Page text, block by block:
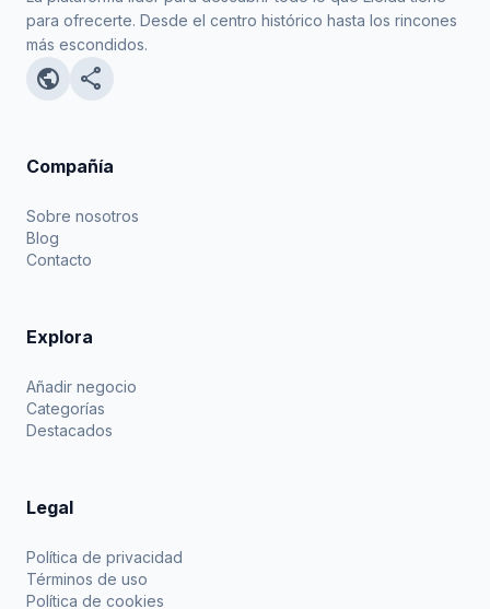
para ofrecerte. Desde el centro histórico hasta los rincones
más escondidos.
public share
Compañía
Sobre nosotros
Blog
Contacto
Explora
Añadir negocio
Categorías
Destacados
Legal
Política de privacidad
Términos de uso
Política de cookies